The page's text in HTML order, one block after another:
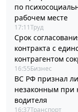
по
рабочем месте
17:11Труд
Срок
контракта с
контрагентом
16:55Бизнес
ВС РФ признал
незаконным при
водителя
16:37Транспорт